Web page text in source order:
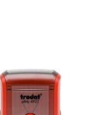
producto
tiene
múltiples